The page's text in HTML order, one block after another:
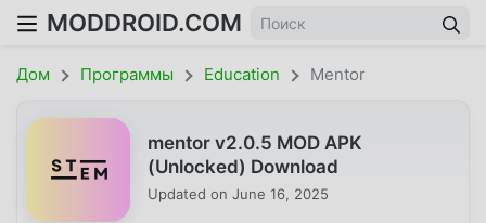
MODDROID.COM
Дом Программы Education Mentor
mentor v2.0.5 MOD APK
(Unlocked) Download
Updated on June 16, 2025